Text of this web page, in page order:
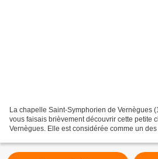
La chapelle Saint-Symphorien de Vernègues
vous faisais brièvement découvrir cette petite
Vernègues. Elle est considérée comme un